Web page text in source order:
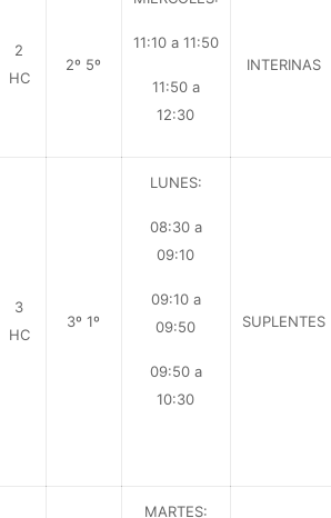
2
HC
2º 5º
11:10 a 11:50
11:50 a
12:30
INTERINAS
3
HC
3º 1º
LUNES:
08:30 a
09:10
09:10 a
09:50
09:50 a
10:30
SUPLENTES
MARTES: